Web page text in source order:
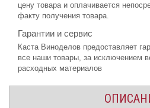
цену товара и оплачивается
факту получения товара.
Гарантии и сервис
Каста Виноделов предоставляет
все наши товары, за исключением
расходных материалов